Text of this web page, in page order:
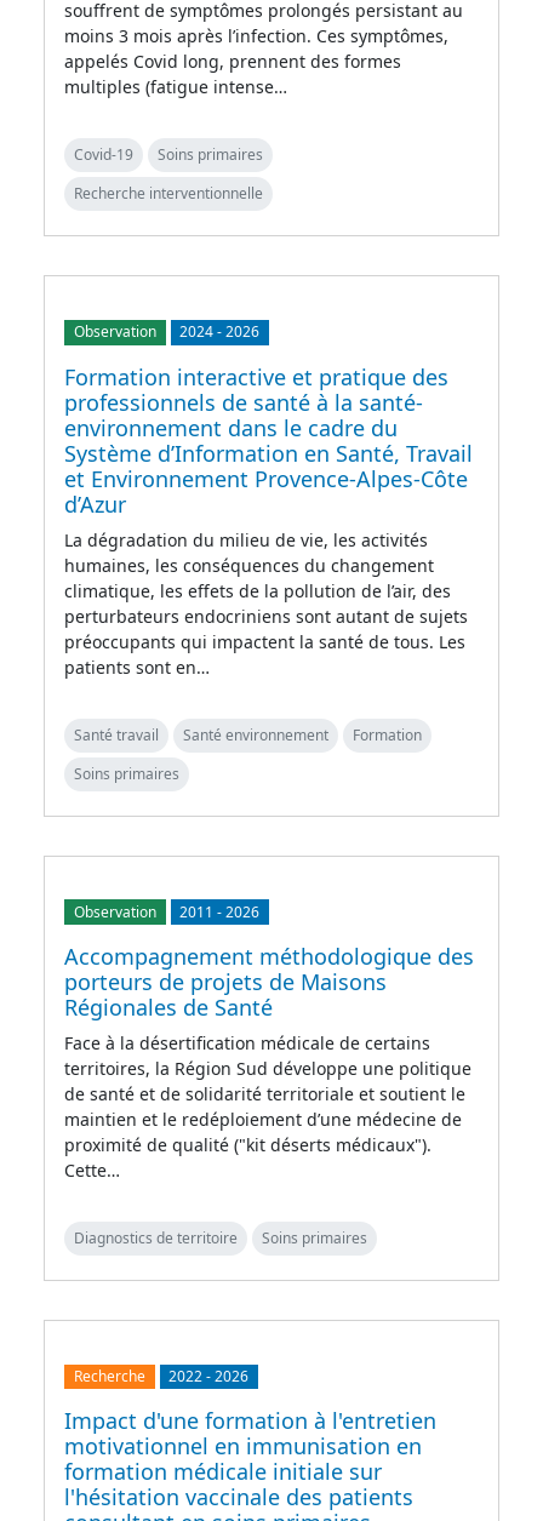
souffrent de symptômes prolongés persistant au
moins 3 mois après l’infection. Ces symptômes,
appelés Covid long, prennent des formes
multiples (fatigue intense…
Covid-19
Soins primaires
Recherche interventionnelle
Observation 2024-2026
Formation interactive et pratique des
professionnels de santé à la santé-
environnement dans le cadre du
Système d’Information en Santé, Travail
et Environnement Provence-Alpes-Côte
d’Azur
La dégradation du milieu de vie, les activités
humaines, les conséquences du changement
climatique, les effets de la pollution de l’air, des
perturbateurs endocriniens sont autant de sujets
préoccupants qui impactent la santé de tous. Les
patients sont en…
Santé travail Santé environnement
Formation
Soins primaires
Observation 2011 -2026
Accompagnement méthodologique des
porteurs de projets de Maisons
Régionales de Santé
Face à la désertification médicale de certains
territoires, la Région Sud développe une politique
de santé et de solidarité territoriale et soutient le
maintien et le redéploiement d’une médecine de
proximité de qualité ("kit déserts médicaux").
Cette…
Diagnostics de territoire Soins primaires
Recherche 2022-2026
Impact d'une formation à l'entretien
motivationnel en immunisation en
formation médicale initiale sur
l'hésitation vaccinale des patients